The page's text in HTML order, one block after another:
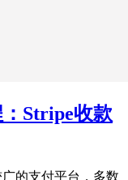
Stripe收款
的支付平台，多数